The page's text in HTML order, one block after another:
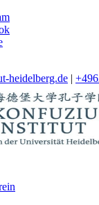
heidelberg.de |